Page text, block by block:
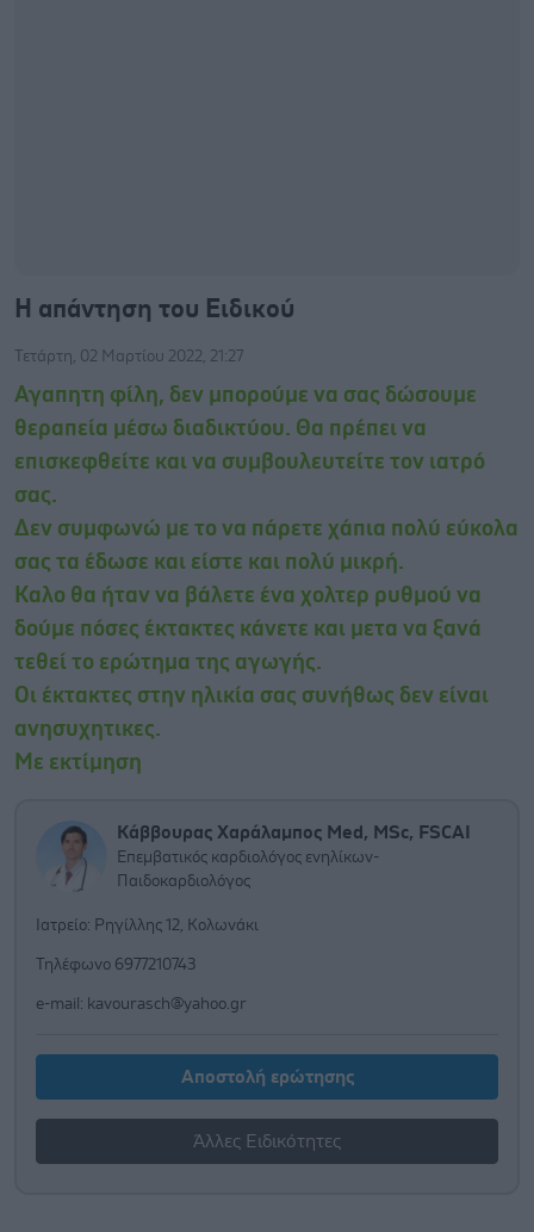
Η απάντηση του Ειδικού
Τετάρτη, 02 Μαρτίου 2022, 21:27
Αγαπητη φίλη, δεν μπορούμε να σας δώσουμε
θεραπεία μέσω διαδικτύου. Θα πρέπει να
επισκεφθείτε και να συμβουλευτείτε τον ιατρό
σας.
Δεν συμφωνώ με το να πάρετε χάπια πολύ εύκολα
σας τα έδωσε και είστε και πολύ μικρή.
Καλο θα ήταν να βάλετε ένα χολτερ ρυθμού να
δούμε πόσες έκτακτες κάνετε και μετα να ξανά
τεθεί το ερώτημα της αγωγής.
Οι έκτακτες στην ηλικία σας συνήθως δεν είναι
ανησυχητικες.
Με εκτίμηση
Κάββουρας Χαράλαμπος Med, MSc, FSCAI
Επεμβατικός καρδιολόγος ενηλίκων-
Παιδοκαρδιολόγος
Ιατρείο: Ρηγίλλης 12, Κολωνάκι
Τηλέφωνο 6977210743
e-mail: kavourasch@yahoo.gr
Αποστολή ερώτησης
Άλλες Ειδικότητες